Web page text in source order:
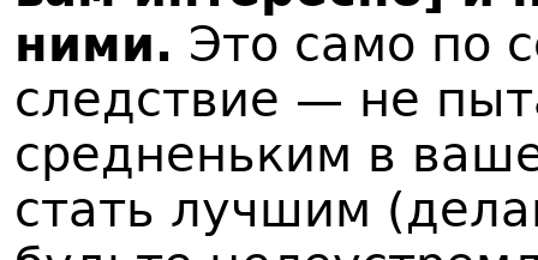
ними. Это само по
следствие — не
средненьким в
стать лучшим